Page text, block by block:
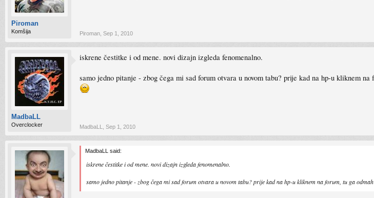
Piroman
Komšija Piroman Sep 1, 2010
MadbaLL
Overclocker
iskrene čestitke i od mene. novi dizajn izgleda fenomenalno.
samo jedno pitanje - zbog čega mi sad forum otvara u novom tabu? prije kad na hp-u kliknem
MadbaLL Sep 1, 2010
MadbaLL said:
iskrene čestitke i od mene. novi dizajn izgleda fenomenalno.
samo jedno pitanje - zbog čega mi sad forum otvara u novom tabu? prije kad na hp-u kliknem na forum, tu ga